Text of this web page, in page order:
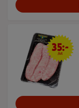
35 kr/st
35:-
/st